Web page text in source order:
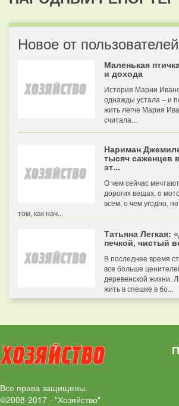
Новое от пользователей
Маленькая
и дохода
История Марии
однажды устала – и
жить легче Мария
считала...
Нариман
тысяч саженцев
эт...
О чем сейчас
дорогих вещах, о
всем, о чем угодно,
том, как нач...
Татьяна Легкая:
печкой, чистый
В последнее время
все больше
деревенской жизни.
жить в спешке в бо...
Все права защищены.
©2008-2017 - "Хозяйство"